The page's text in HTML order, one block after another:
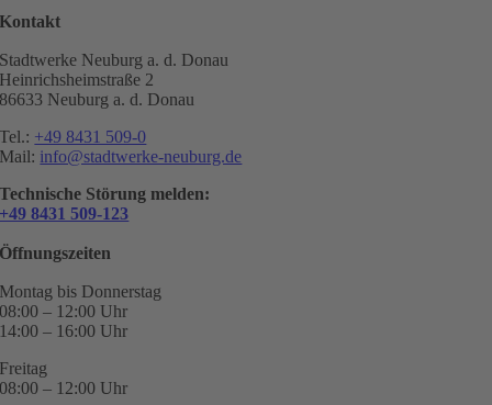
Kontakt
Stadtwerke Neuburg a. d. Donau
Heinrichsheimstraße 2
86633 Neuburg a. d. Donau
Tel.: +49 8431 509-0
Mail: info@stadtwerke-neuburg.de
Technische Störung melden:
+49 8431 509-123
Öffnungszeiten
Montag bis Donnerstag
08:00 – 12:00 Uhr
14:00 – 16:00 Uhr
Freitag
08:00 – 12:00 Uhr